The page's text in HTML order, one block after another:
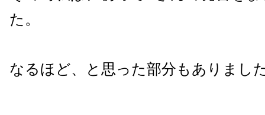
た。
なるほど、と思った部分もありまし